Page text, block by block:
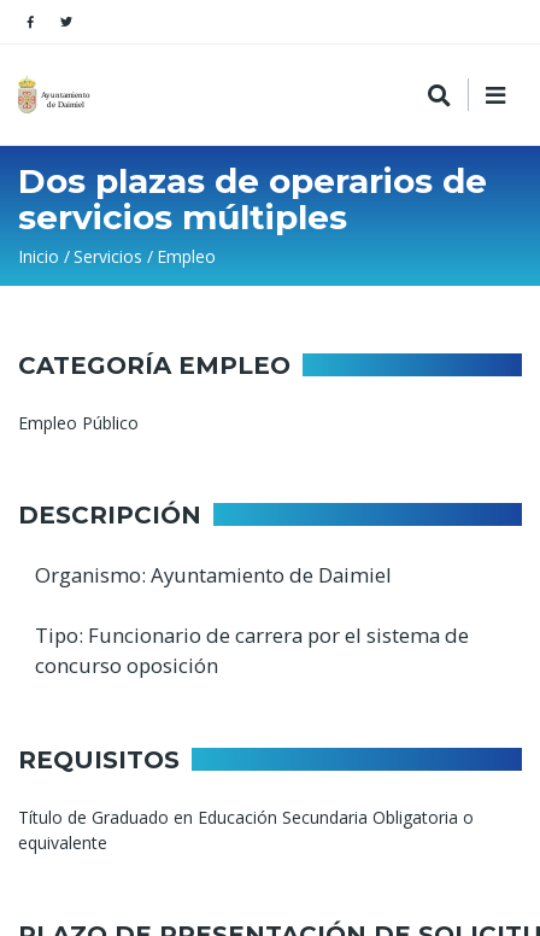
Dos plazas de operarios de
servicios múltiples
Sobrescribir
enlaces
ayuda
a
la
Inicio Servicios Empleo
CATEGORÍA EMPLEO
Empleo Público
DESCRIPCIÓN
Organismo: Ayuntamiento de Daimiel
Tipo: Funcionario de carrera por el sistema de
concurso oposición
REQUISITOS
Título de Graduado en Educación Secundaria Obligatoria o
equivalente